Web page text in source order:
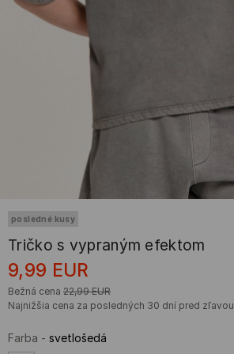
posledné kusy
Tričko s vypraným efektom
9,99 EUR
Bežná cena 22,99 EUR
Najnižšia cena za posledných 30 dní pred zľavou
Farba - svetlošedá